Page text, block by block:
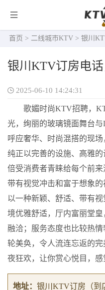
首页 > 二线城市KTV > 银川
银川KTV订房电
2025-06-10 14:24:31
歌媚时尚KTV招聘，
光，绚丽的玻璃镜面舞台
呼应奢华、时尚混搭的现
纯正以完善的设施、高雅
倍受消费者青睐给每个前来
带有视觉冲击和富于想象
以一种新颖、舒适、带有
境优雅舒适，厅内富丽堂
融洽；服务态度也比较热
轮美奂，令人流连忘返的
夜狂欢，让你赏心悦目，
地址： 银川KTV订房 （